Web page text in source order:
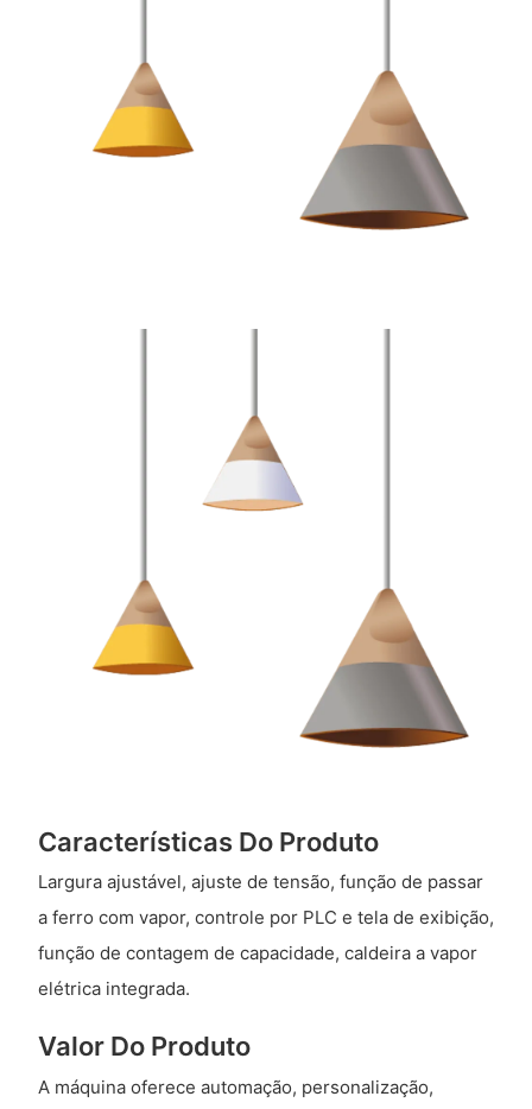
Características Do Produto
Largura ajustável, ajuste de tensão, função de passar
a ferro com vapor, controle por PLC e tela de exibição,
função de contagem de capacidade, caldeira a vapor
elétrica integrada.
Valor Do Produto
A máquina oferece automação, personalização,